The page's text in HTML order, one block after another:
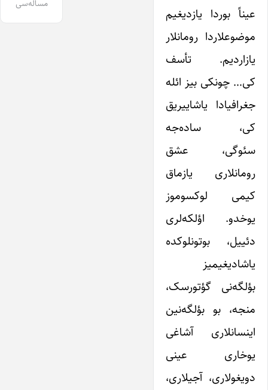
عیناً بوردا یازدیغیم
موضوعلاردا رومانلار
یازاردیم. تأسف
کی… چونکی بیز ائله
جغرافیادا یاشاییریق
کی، ساده‌جه
سئوگی، عشق
رومانلاری یازماق
کیمی لوکسوموز
یوخدو. اؤلکه‌لری
دئییل، بوتونلوکده
یاشادیغیمیز
بؤلگه‌نی گؤتورسک،
منجه، بو بؤلگه‌نین
اینسانلاری آشاغی
یوخاری عینی
دویغولاری، آجیلاری،
مساله‌سی